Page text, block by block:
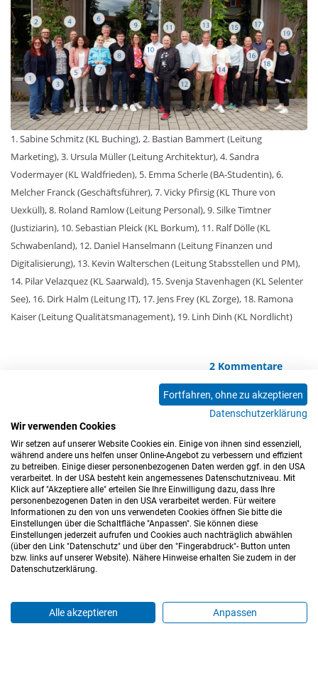
1. Sabine Schmitz (KL Buching), 2. Bastian Bammert (Leitung
Marketing), 3. Ursula Müller (Leitung Architektur), 4. Sandra
Vodermayer (KL Waldfrieden), 5. Emma Scherle (BA-Studentin), 6.
Melcher Franck (Geschäftsführer), 7. Vicky Pfirsig (KL Thure von
Uexküll), 8. Roland Ramlow (Leitung Personal), 9. Silke Timtner
(Justiziarin), 10. Sebastian Pleick (KL Borkum), 11. Ralf Dölle (KL
Schwabenland), 12. Daniel Hanselmann (Leitung Finanzen und
Digitalisierung), 13. Kevin Walterschen (Leitung Stabsstellen und PM),
14. Pilar Velazquez (KL Saarwald), 15. Svenja Stavenhagen (KL Selenter
See), 16. Dirk Halm (Leitung IT), 17. Jens Frey (KL Zorge), 18. Ramona
Kaiser (Leitung Qualitätsmanagement), 19. Linh Dinh (KL Nordlicht)
2 Kommentare
<< < 1 2
10
11 12 13 14 15 16 17 > >>
Impressum Datenschutz Barrierefreiheitserklärung
Hinweisgeberkanal Blog Mitarbeiter*innen
Fortfahren, ohne zu akzeptieren
Datenschutzerklärung
Wir verwenden Cookies
Wir setzen auf unserer Website Cookies ein. Einige von ihnen sind essenziell,
während andere uns helfen unser Online-Angebot zu verbessern und effizient
zu betreiben. Einige dieser personenbezogenen Daten werden ggf. in den USA
verarbeitet. In der USA besteht kein angemessenes Datenschutzniveau. Mit
Klick auf "Akzeptiere alle" erteilen Sie Ihre Einwilligung dazu, dass Ihre
personenbezogenen Daten in den USA verarbeitet werden. Für weitere
Informationen zu den von uns verwendeten Cookies öffnen Sie bitte die
Einstellungen über die Schaltfläche "Anpassen". Sie können diese
Einstellungen jederzeit aufrufen und Cookies auch nachträglich abwählen
(über den Link "Datenschutz" und über den "Fingerabdruck"- Button unten
bzw. links auf unserer Website). Nähere Hinweise erhalten Sie zudem in der
Datenschutzerklärung.
Alle akzeptieren Anpassen